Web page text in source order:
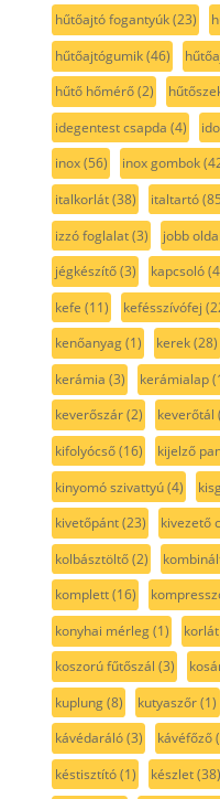
hűtőajtó fogantyúk(23)
hűtőajtógumik(46)
hűtő hőmérő(2)
idegentest csapda (4)
inox(56) inox gombok
italkorlát(38) italtartó
izzó foglalat(3) jobb
jégkészítő(3) kapcsoló
kefe (11) kefésszívófej
kenőanyag(1) kerek(28)
kerámia (3) kerámialap
keverőszár(2) keverőtál
kifolyócső(16) kijelző
kinyomó szivattyú(4)
kivetőpánt(23) kivezető
kolbásztöltő(2)
komplett(16)
konyhai mérleg(1) korlát
koszorú fűtőszál (3)
kuplung(8) kutyaszőr(1)
kávédaráló(3) kávéfőző
késtisztító(1) készlet(38)